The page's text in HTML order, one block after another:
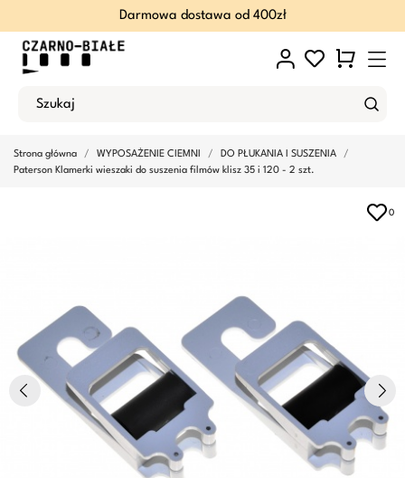
Darmowa dostawa od 400zł
Strona główna WYPOSAŻENIE CIEMNI
DO PŁUKANIA I SUSZENIA
Paterson Klamerki wieszaki do suszenia filmów klisz 35 i 120 - 2 szt.
0